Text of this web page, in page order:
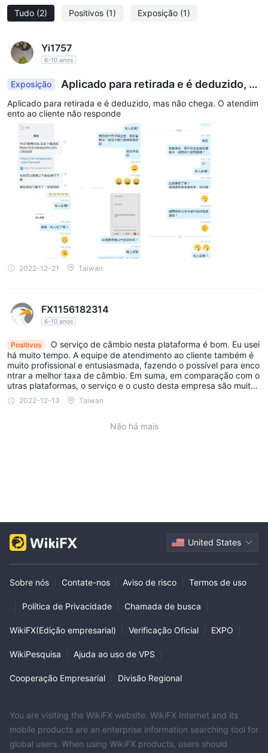
Tudo (2) Positivos (1) Exposição (1)
Yi1757
6-10 anos
Exposição
Aplicado para retirada e é deduzido, m
as não chega. O atendimento ao cliente não resp
onde
Aplicado para retirada e é deduzido, mas não chega. O atendim
ento ao cliente não responde
2022-12-21 Taiwan
FX1156182314
6-10 anos
Positivos
O serviço de câmbio nesta plataforma é bom. Eu usei
há muito tempo. A equipe de atendimento ao cliente também é
muito profissional e entusiasmada, fazendo o possível para enco
ntrar a melhor taxa de câmbio. Em suma, em comparação com o
utras plataformas, o serviço e o custo desta empresa são muito r
azoáveis.
2022-12-13 Taiwan
Não há mais
United States
Sobre nós Contate-nos Aviso de risco Termos de uso
Política de Privacidade Chamada de busca
WikiFX(Edição empresarial) Verificação Oficial EXPO
WikiPesquisa Ajuda ao uso de VPS
Cooperação Empresarial Divisão Regional
You are visiting the WikiFX website. WikiFX Internet and its
mobile products are an enterprise information searching tool for
global users. When using WikiFX products, users should